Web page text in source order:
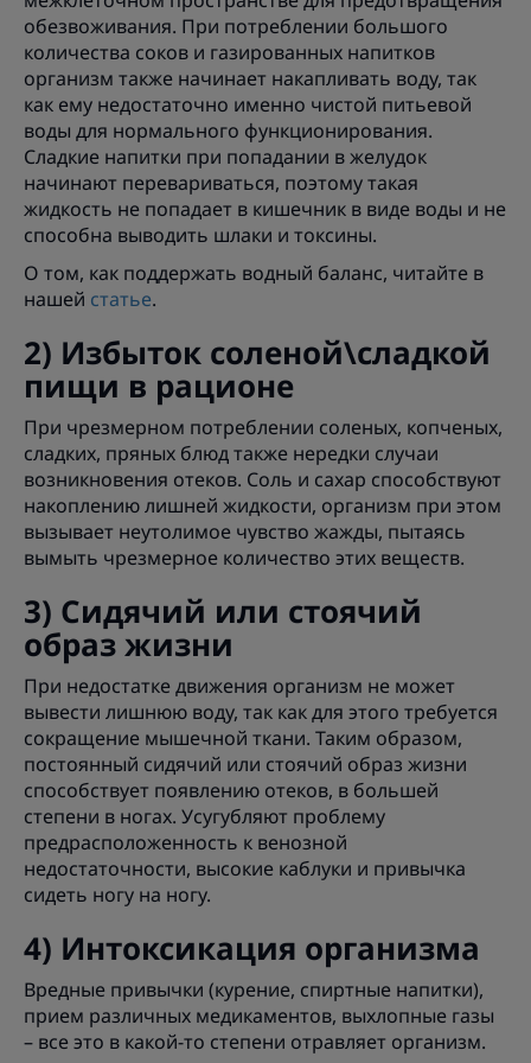
обезвоживания. При потреблении большого
количества соков и газированных напитков
организм также начинает накапливать воду, так
как ему недостаточно именно чистой питьевой
воды для нормального функционирования.
Сладкие напитки при попадании в желудок
начинают перевариваться, поэтому такая
жидкость не попадает в кишечник в виде воды и не
способна выводить шлаки и токсины.
О том, как поддержать водный баланс, читайте в
нашей статье.
2) Избыток соленой\сладкой
пищи в рационе
При чрезмерном потреблении соленых, копченых,
сладких, пряных блюд также нередки случаи
возникновения отеков. Соль и сахар способствуют
накоплению лишней жидкости, организм при этом
вызывает неутолимое чувство жажды, пытаясь
вымыть чрезмерное количество этих веществ.
3) Сидячий или стоячий
образ жизни
При недостатке движения организм не может
вывести лишнюю воду, так как для этого требуется
сокращение мышечной ткани. Таким образом,
постоянный сидячий или стоячий образ жизни
способствует появлению отеков, в большей
степени в ногах. Усугубляют проблему
предрасположенность к венозной
недостаточности, высокие каблуки и привычка
сидеть ногу на ногу.
4) Интоксикация организма
Вредные привычки (курение, спиртные напитки),
прием различных медикаментов, выхлопные газы
– все это в какой-то степени отравляет организм.